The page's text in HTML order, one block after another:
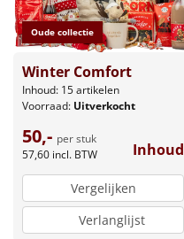
Oude collectie
Winter Comfort
Inhoud: 15 artikelen
Voorraad: Uitverkocht
50,- per stuk
57,60 incl. BTW Inhoud
Vergelijken
Verlanglijst